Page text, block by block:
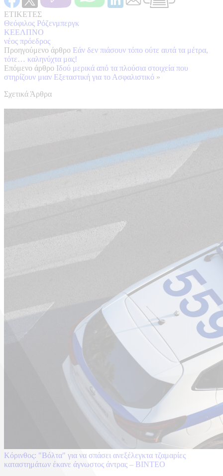
ΕΤΙΚΕΤΕΣ
Θεόφιλος Ρόζενμπεργκ
ΚΕΕΛΠΝΟ
νέος πρόεδρος
Προηγούμενο άρθρο Εάν δεν πιάσουν τόπο ούτε αυτά τα μέτρα,
τότε… καληνύχτα μας!
Επόμενο άρθρο Ιδού μερικά από τα πλούσια στοιχεία που
στηρίζουν μιαν Εξεταστική για το Ασφαλιστικό »
Σχετικά Άρθρα
Κόρινθος: "Βόλτα" για να σπάσει ανεξέλεγκτα τζαμαρίες
καταστημάτων έκανε άγνωστος άντρας – ΒΙΝΤΕΟ